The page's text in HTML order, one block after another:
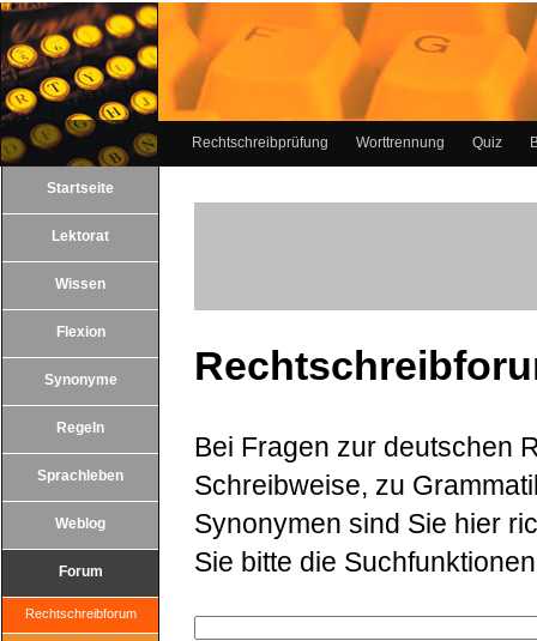
Rechtschreibprüfung Worttrennung Quiz
Startseite
Lektorat
Wissen
Flexion
Synonyme
Regeln
Sprachleben
Weblog
Forum
Rechtschreibforum
Bei Fragen zur deutschen
Schreibweise, zu
Synonymen sind Sie hier
Sie bitte die